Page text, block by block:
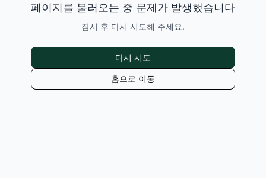
페이지를 불러오는 중 문제가 발생했습니다
잠시 후 다시 시도해 주세요.
다시 시도
홈으로 이동